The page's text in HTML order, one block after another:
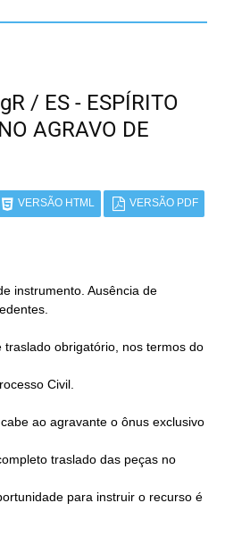
/ ES - ESPÍRITO
AGRAVO DE
VERSÃO HTML VERSÃO PDF
instrumento. Ausência de